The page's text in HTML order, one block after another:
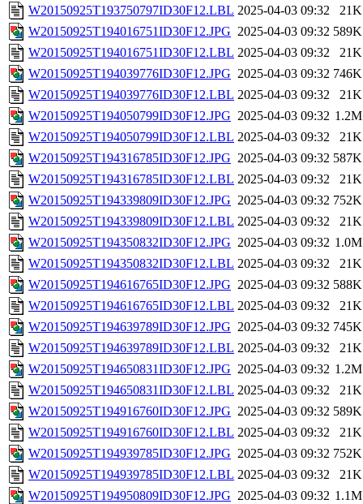
W20150925T193750797ID30F12.LBL 2025-04-03 09:32
21K
W20150925T194016751ID30F12.JPG 2025-04-03 09:32 589K
W20150925T194016751ID30F12.LBL 2025-04-03 09:32
21K
W20150925T194039776ID30F12.JPG 2025-04-03 09:32 746K
W20150925T194039776ID30F12.LBL 2025-04-03 09:32
21K
W20150925T194050799ID30F12.JPG 2025-04-03 09:32 1.2M
W20150925T194050799ID30F12.LBL 2025-04-03 09:32
21K
W20150925T194316785ID30F12.JPG 2025-04-03 09:32 587K
W20150925T194316785ID30F12.LBL 2025-04-03 09:32
21K
W20150925T194339809ID30F12.JPG 2025-04-03 09:32 752K
W20150925T194339809ID30F12.LBL 2025-04-03 09:32
21K
W20150925T194350832ID30F12.JPG 2025-04-03 09:32 1.0M
W20150925T194350832ID30F12.LBL 2025-04-03 09:32
21K
W20150925T194616765ID30F12.JPG 2025-04-03 09:32 588K
W20150925T194616765ID30F12.LBL 2025-04-03 09:32
21K
W20150925T194639789ID30F12.JPG 2025-04-03 09:32 745K
W20150925T194639789ID30F12.LBL 2025-04-03 09:32
21K
W20150925T194650831ID30F12.JPG 2025-04-03 09:32 1.2M
W20150925T194650831ID30F12.LBL 2025-04-03 09:32
21K
W20150925T194916760ID30F12.JPG 2025-04-03 09:32 589K
W20150925T194916760ID30F12.LBL 2025-04-03 09:32
21K
W20150925T194939785ID30F12.JPG 2025-04-03 09:32 752K
W20150925T194939785ID30F12.LBL 2025-04-03 09:32
21K
W20150925T194950809ID30F12.JPG 2025-04-03 09:32 1.1M